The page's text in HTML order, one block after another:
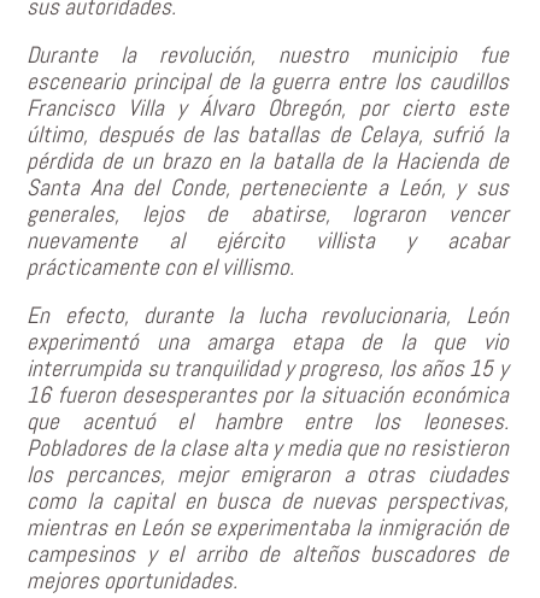
sus autoridades.
Durante la revolución, nuestro municipio fue
esceneario principal de la guerra entre los caudillos
Francisco Villa y Álvaro Obregón, por cierto este
último, después de las batallas de Celaya, sufrió la
pérdida de un brazo en la batalla de la Hacienda de
Santa Ana del Conde, perteneciente a León, y sus
generales, lejos de abatirse, lograron vencer
nuevamente al ejército villista y acabar
prácticamente con el villismo.
En efecto, durante la lucha revolucionaria, León
experimentó una amarga etapa de la que vio
interrumpida su tranquilidad y progreso, los años 15 y
16 fueron desesperantes por la situación económica
que acentuó el hambre entre los leoneses.
Pobladores de la clase alta y media que no resistieron
los percances, mejor emigraron a otras ciudades
como la capital en busca de nuevas perspectivas,
mientras en León se experimentaba la inmigración de
campesinos y el arribo de alteños buscadores de
mejores oportunidades.